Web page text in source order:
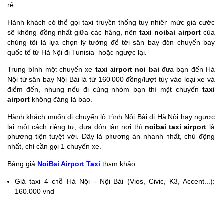
rẻ.
Hành khách có thể gọi taxi truyền thống tuy nhiên mức giá cước
sẽ không đồng nhất giữa các hãng, nêntaxi noibai airportcủa
chúng tôi là lựa chọn lý tưởng để tới sân bay đón chuyến bay
quốc tế từ Hà Nội đi Tunisia hoặc ngược lại.
Trung bình một chuyến xe taxi airport noi bai đưa bạn đến Hà
Nội từ sân bay Nội Bài là từ 160.000 đồng/lượt tùy vào loại xe và
điểm đến, nhưng nếu đi cùng nhóm bạn thì một chuyến taxi
airport không đáng là bao.
Hành khách muốn di chuyển lộ trình Nội Bài đi Hà Nội hay ngược
lại một cách riêng tư, đưa đón tận nơi thì noibai taxi airport là
phương tiện tuyệt vời. Đây là phương án nhanh nhất, chủ động
nhất, chỉ cần gọi 1 chuyến xe.
Bảng giá NoiBai Airport Taxi tham khảo:
Giá taxi 4 chỗ Hà Nội - Nội Bài (Vios, Civic, K3, Accent...):
160.000 vnd